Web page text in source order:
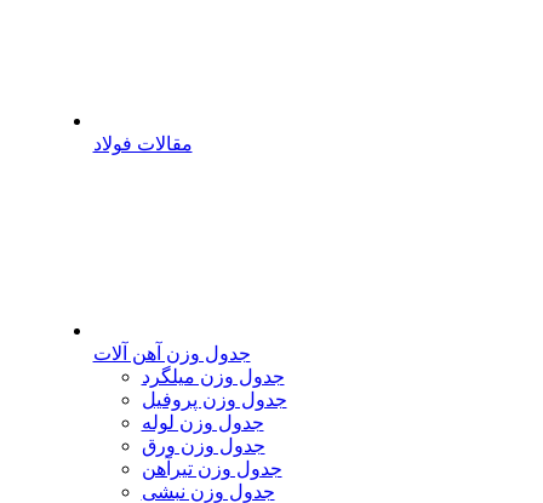
مقالات فولاد
جدول وزن آهن آلات
جدول وزن میلگرد
جدول وزن پروفیل
جدول وزن لوله
جدول وزن ورق
جدول وزن تیرآهن
جدول وزن نبشی